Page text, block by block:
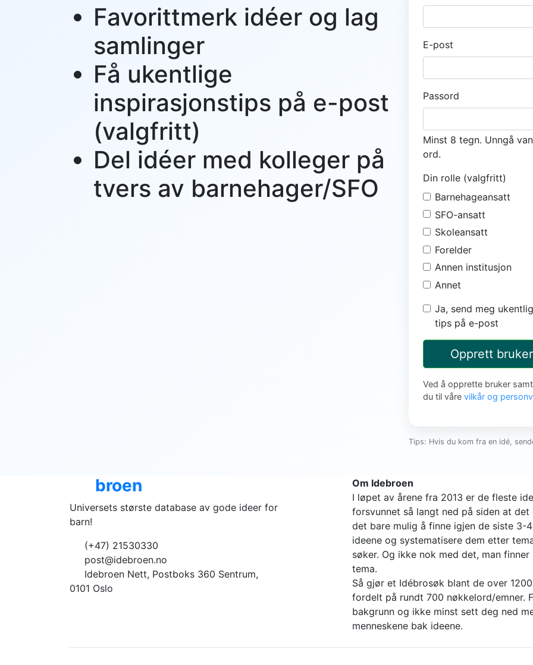
Favorittmerk idéer og lag
samlinger
Få ukentlige
inspirasjonstips på e-post
(valgfritt)
Del idéer med kolleger på
tvers av barnehager/SFO
E-post
Passord
Minst 8 tegn. Unngå
ord.
Din rolle (valgfritt)
Barnehageansatt
SFO-ansatt
Skoleansatt
Forelder
Annen institusjon
Annet
Ja, send meg
tips på e-post
Opprett bruker
Ved å opprette bruker
du til våre vilkår og
Tips: Hvis du kom fra en idé,
broen
Universets største database av gode ideer for
barn!
(+47) 21530330
post@idebroen.no
Idebroen Nett, Postboks 360 Sentrum,
0101 Oslo
Om Idebroen
I løpet av årene fra 2013 er de fleste
forsvunnet så langt ned på siden at
det bare mulig å finne igjen de siste 3-
ideene og systematisere dem etter
søker. Og ikke nok med det, man
tema.
Så gjør et Idébrosøk blant de over
fordelt på rundt 700 nøkkelord/emner.
bakgrunn og ikke minst sett deg ned
menneskene bak ideene.